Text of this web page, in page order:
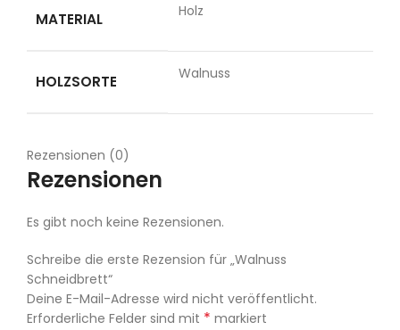
MATERIAL Holz
HOLZSORTE Walnuss
Rezensionen (0)
Rezensionen
Es gibt noch keine Rezensionen.
Schreibe die erste Rezension für „Walnuss
Schneidbrett“
Deine E-Mail-Adresse wird nicht veröffentlicht.
Erforderliche Felder sind mit * markiert